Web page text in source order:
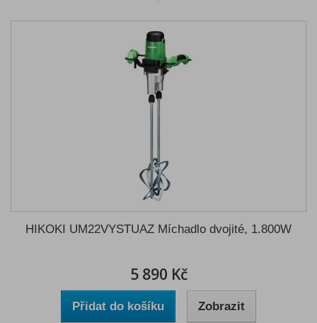
HIKOKI UM22VYSTUAZ Míchadlo dvojité, 1.800W
5 890 Kč
Přidat do košíku Zobrazit